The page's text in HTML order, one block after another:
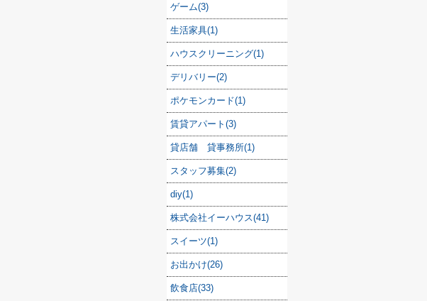
ゲーム(3)
生活家具(1)
ハウスクリーニング(1)
デリバリー(2)
ポケモンカード(1)
賃貸アパート(3)
貸店舗 貸事務所(1)
スタッフ募集(2)
diy(1)
株式会社イーハウス(41)
スイーツ(1)
お出かけ(26)
飲食店(33)